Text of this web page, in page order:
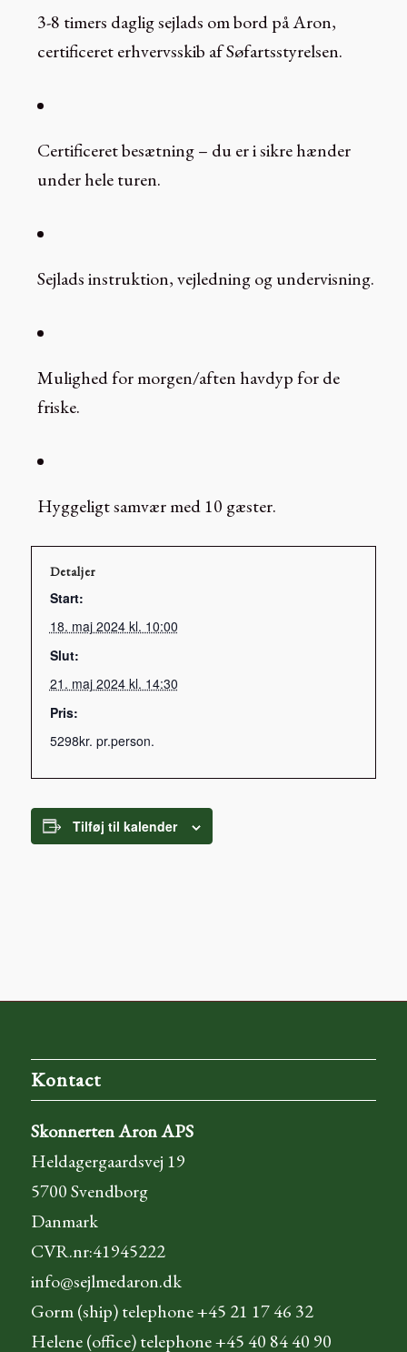
3-8 timers daglig sejlads om bord på Aron,
certificeret erhvervsskib af Søfartsstyrelsen.
Certificeret besætning – du er i sikre hænder
under hele turen.
Sejlads instruktion, vejledning og undervisning.
Mulighed for morgen/aften havdyp for de
friske.
Hyggeligt samvær med 10 gæster.
Detaljer
Start:
18. maj 2024 kl. 10:00
Slut:
21. maj 2024 kl. 14:30
Pris:
5298kr. pr.person.
Tilføj til kalender
Kontact
Skonnerten Aron APS
Heldagergaardsvej 19
5700 Svendborg
Danmark
CVR.nr:41945222
info@sejlmedaron.dk
Gorm (ship) telephone +45 21 17 46 32
Helene (office) telephone +45 40 84 40 90